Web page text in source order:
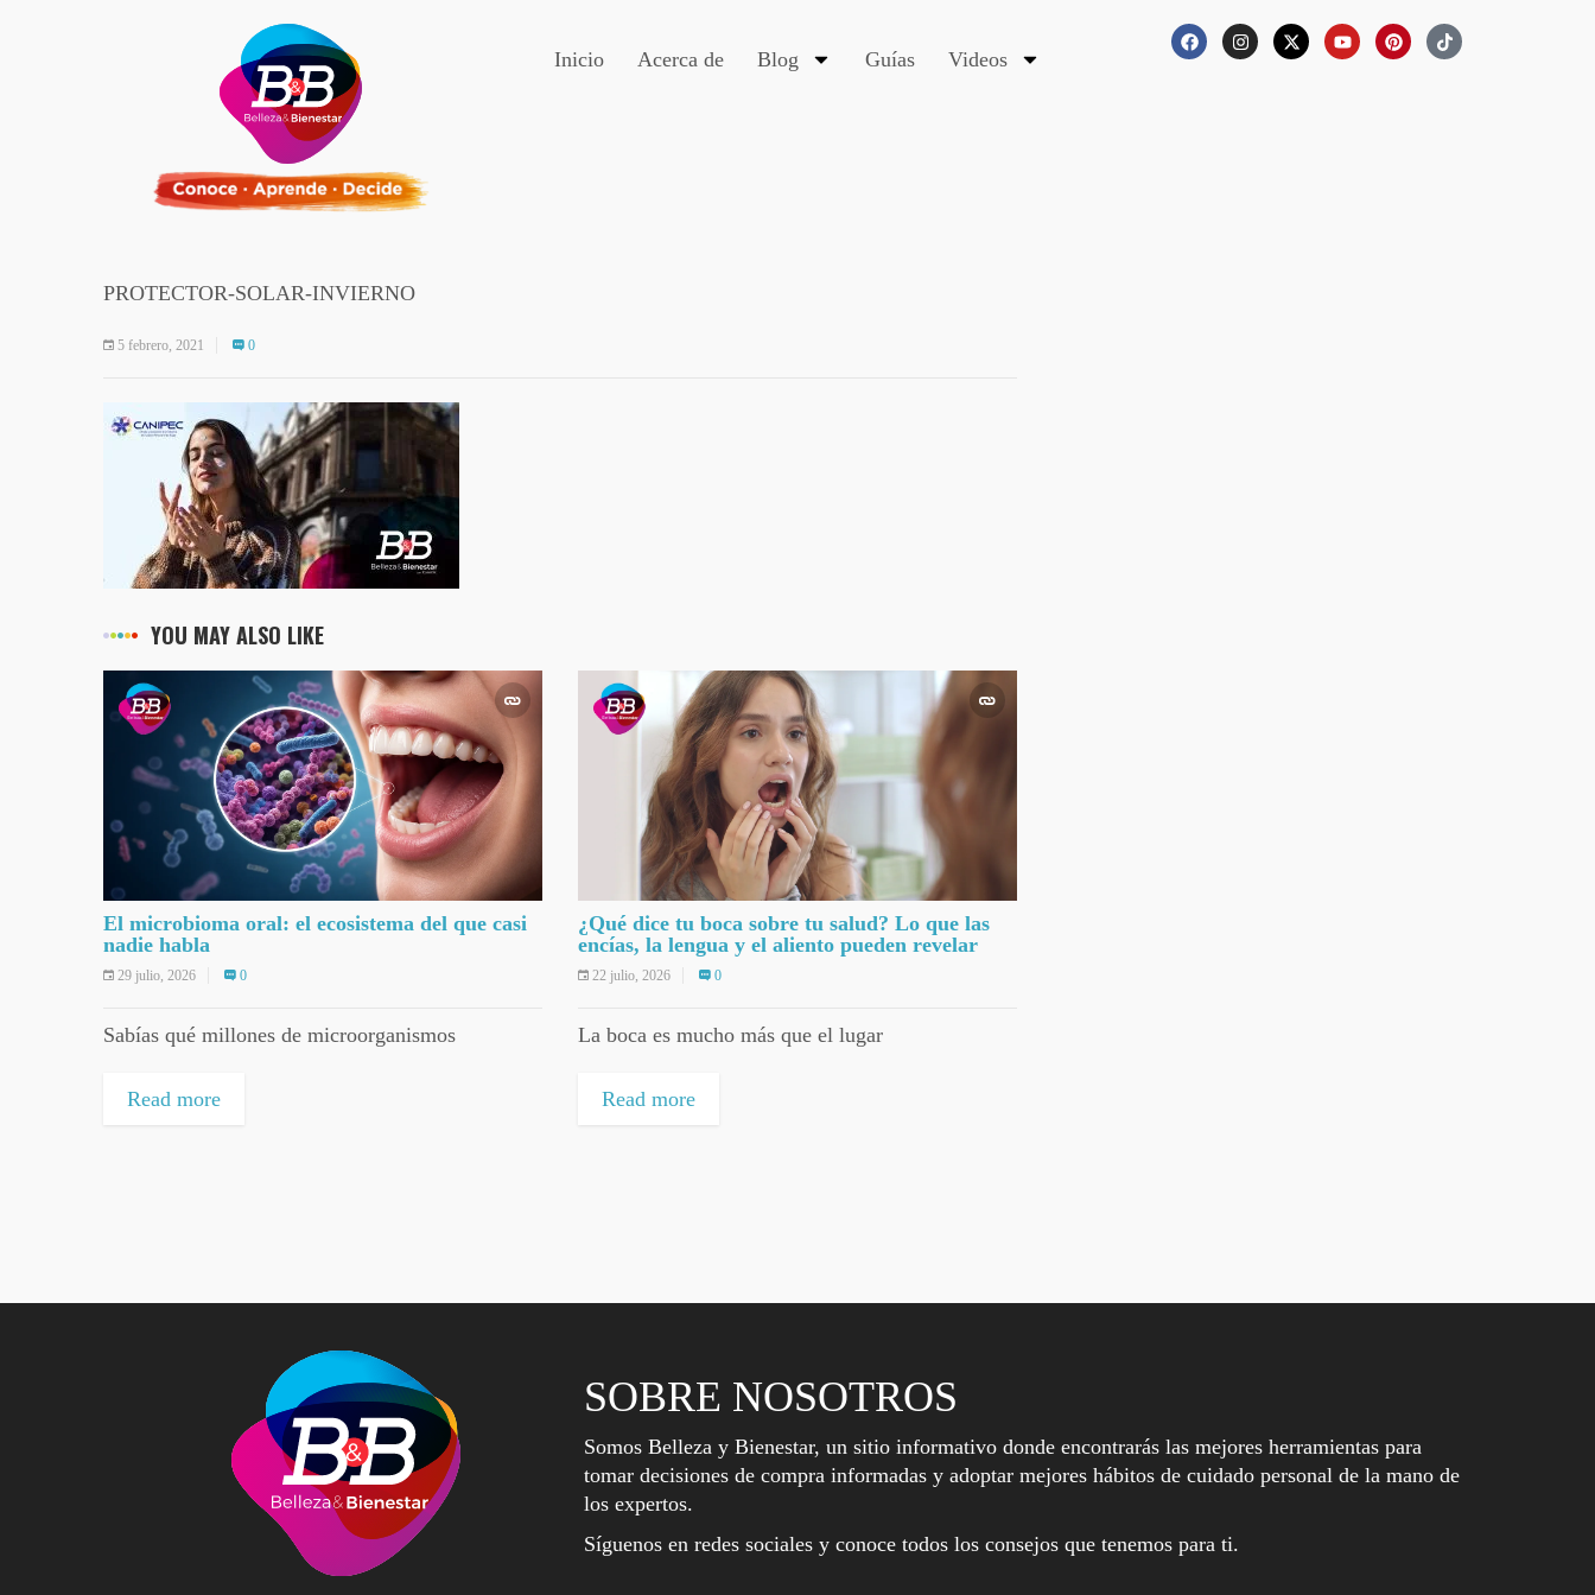
Inicio Acerca de Blog Guías Videos
PROTECTOR-SOLAR-INVIERNO
5 febrero, 2021 0
YOU MAY ALSO LIKE
El microbioma oral: el ecosistema del que casi
nadie habla
29 julio, 2026 0
Sabías qué millones de microorganismos
Read more
¿Qué dice tu boca sobre tu salud? Lo que las
encías, la lengua y el aliento pueden revelar
22 julio, 2026 0
La boca es mucho más que el lugar
Read more
SOBRE NOSOTROS
Somos Belleza y Bienestar, un sitio informativo donde encontrarás las mejores herramientas para
tomar decisiones de compra informadas y adoptar mejores hábitos de cuidado personal de la mano de
los expertos.
Síguenos en redes sociales y conoce todos los consejos que tenemos para ti.